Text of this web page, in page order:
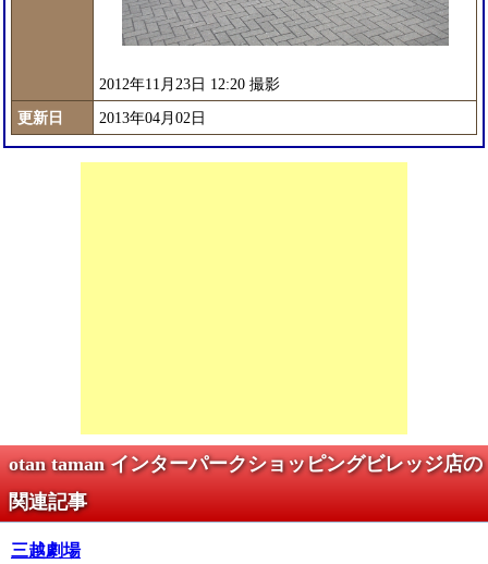
2012年11月23日 12:20 撮影
更新日
2013年04月02日
otan taman インターパークショッピングビレッジ店の
関連記事
三越劇場